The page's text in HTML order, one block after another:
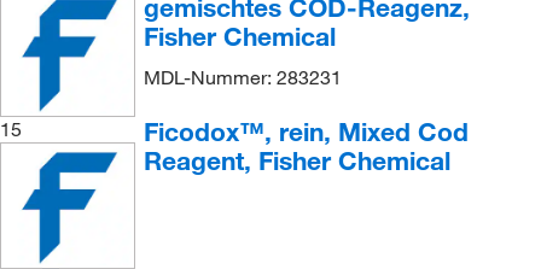
gemischtes COD-Reagenz,
Fisher Chemical
MDL-Nummer: 283231
15
Ficodox™, rein, Mixed Cod
Reagent, Fisher Chemical